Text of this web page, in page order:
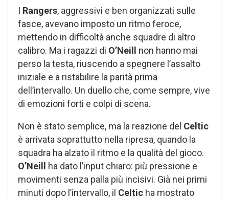
I Rangers, aggressivi e ben organizzati sulle
fasce, avevano imposto un ritmo feroce,
mettendo in difficoltà anche squadre di altro
calibro. Ma i ragazzi di O’Neill non hanno mai
perso la testa, riuscendo a spegnere l’assalto
iniziale e a ristabilire la parità prima
dell’intervallo. Un duello che, come sempre, vive
di emozioni forti e colpi di scena.
Non è stato semplice, ma la reazione del Celtic
è arrivata soprattutto nella ripresa, quando la
squadra ha alzato il ritmo e la qualità del gioco.
O’Neill ha dato l’input chiaro: più pressione e
movimenti senza palla più incisivi. Già nei primi
minuti dopo l’intervallo, il Celtic ha mostrato